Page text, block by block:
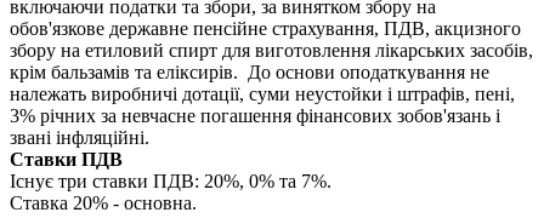
включаючи податки та збори, за винятком збору на
обов'язкове державне пенсійне страхування, ПДВ, акцизного
збору на етиловий спирт для виготовлення лікарських засобів,
крім бальзамів та еліксирів. До основи оподаткування не
належать виробничі дотації, суми неустойки і штрафів, пені,
3% річних за невчасне погашення фінансових зобов'язань і
звані інфляційні.
Ставки ПДВ
Існує три ставки ПДВ: 20%, 0% та 7%.
Ставка 20% - основна.